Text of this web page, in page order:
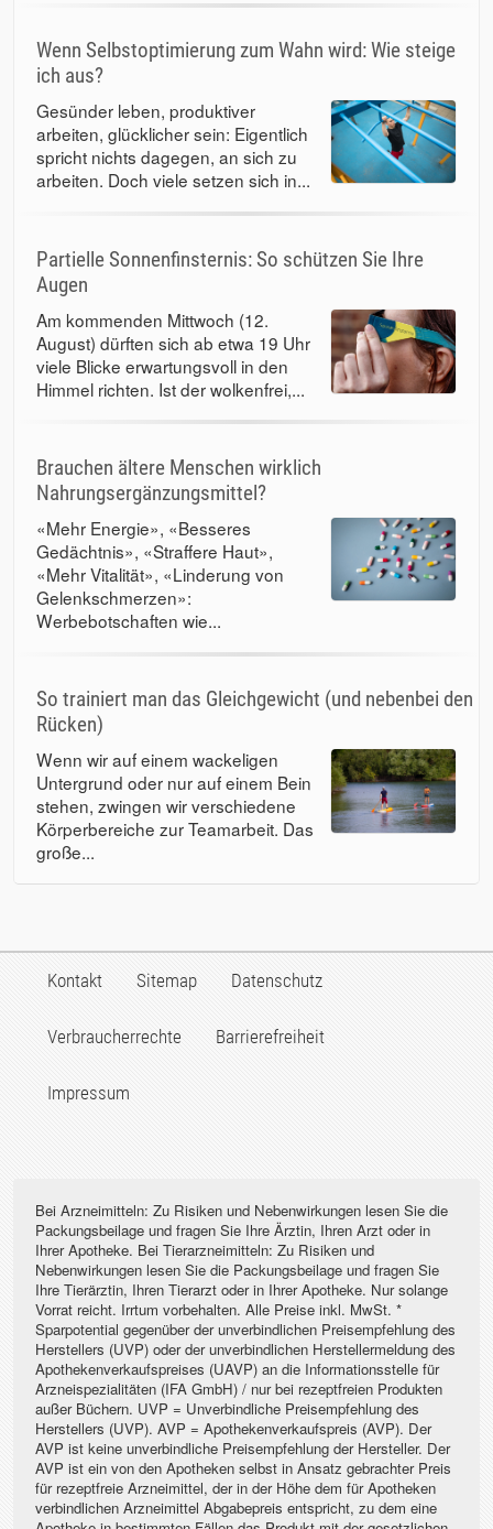
Wenn Selbstoptimierung zum Wahn wird: Wie steige
ich aus?
Gesünder leben, produktiver
arbeiten, glücklicher sein: Eigentlich
spricht nichts dagegen, an sich zu
arbeiten. Doch viele setzen sich in...
Partielle Sonnenfinsternis: So schützen Sie Ihre
Augen
Am kommenden Mittwoch (12.
August) dürften sich ab etwa 19 Uhr
viele Blicke erwartungsvoll in den
Himmel richten. Ist der wolkenfrei,...
Brauchen ältere Menschen wirklich
Nahrungsergänzungsmittel?
«Mehr Energie», «Besseres
Gedächtnis», «Straffere Haut»,
«Mehr Vitalität», «Linderung von
Gelenkschmerzen»:
Werbebotschaften wie...
So trainiert man das Gleichgewicht (und nebenbei den
Rücken)
Wenn wir auf einem wackeligen
Untergrund oder nur auf einem Bein
stehen, zwingen wir verschiedene
Körperbereiche zur Teamarbeit. Das
große...
Kontakt Sitemap Datenschutz
Verbraucherrechte Barrierefreiheit
Impressum
Bei Arzneimitteln: Zu Risiken und Nebenwirkungen lesen Sie die
Packungsbeilage und fragen Sie Ihre Ärztin, Ihren Arzt oder in
Ihrer Apotheke. Bei Tierarzneimitteln: Zu Risiken und
Nebenwirkungen lesen Sie die Packungsbeilage und fragen Sie
Ihre Tierärztin, Ihren Tierarzt oder in Ihrer Apotheke. Nur solange
Vorrat reicht. Irrtum vorbehalten. Alle Preise inkl. MwSt. *
Sparpotential gegenüber der unverbindlichen Preisempfehlung des
Herstellers (UVP) oder der unverbindlichen Herstellermeldung des
Apothekenverkaufspreises (UAVP) an die Informationsstelle für
Arzneispezialitäten (IFA GmbH) / nur bei rezeptfreien Produkten
außer Büchern. UVP = Unverbindliche Preisempfehlung des
Herstellers (UVP). AVP = Apothekenverkaufspreis (AVP). Der
AVP ist keine unverbindliche Preisempfehlung der Hersteller. Der
AVP ist ein von den Apotheken selbst in Ansatz gebrachter Preis
für rezeptfreie Arzneimittel, der in der Höhe dem für Apotheken
verbindlichen Arzneimittel Abgabepreis entspricht, zu dem eine